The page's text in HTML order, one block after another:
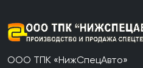
ООО ТПК «НижСпецАвто»